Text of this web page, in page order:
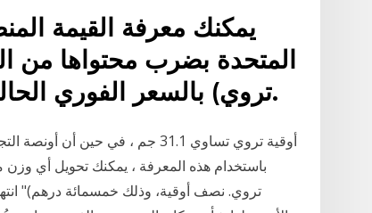
يمكنك معرفة القيمة
تروي) بالسعر الفوري الحالي للفضة.($26.50 لكل أونصة).
باستخدام هذه المعرفة ، يمكنك تحويل أي